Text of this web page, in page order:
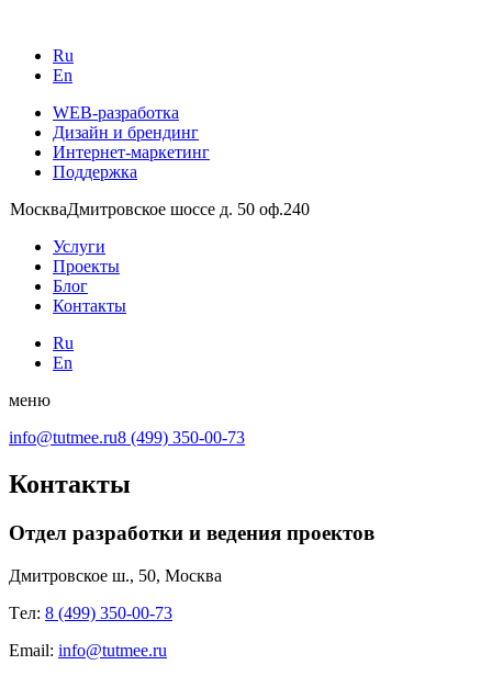
Ru
En
WEB-разработка
Дизайн и брендинг
Интернет-маркетинг
Поддержка
МоскваДмитровское шоссе д. 50 оф.240
Услуги
Проекты
Блог
Контакты
Ru
En
меню
info@tutmee.ru8 (499) 350-00-73
Контакты
Отдел разработки и ведения проектов
Дмитровское ш., 50, Москва
Tел: 8 (499) 350-00-73
Email: info@tutmee.ru